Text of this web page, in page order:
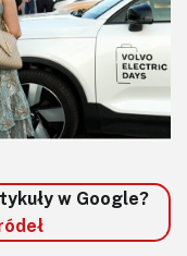
w Google?